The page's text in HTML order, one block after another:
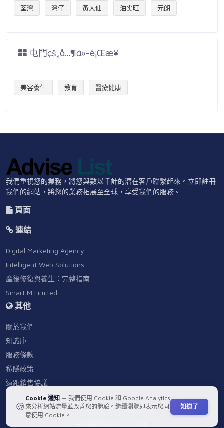
荃灣 灣仔 黃大仙 油尖旺 元朗
屯門çš„å…¶ä»–è¡Œæ¥­
美容養生 教育 醫療健康
我們重視您的業務，將您與數以千計的潛在客戶聯繫起來。立即註冊
我們的網站，將您的業務拓展至全球，享受我們的服務。
頁面
連結
Digital Marketing Agency
Intelligent Web Solutions
產後修復與養生：完整指南
Smart M Limited
其他
關於我們
知識庫
服務條款
私隱政策
遠距銷售協議
🍪
Cookie 通知 — 我們使用 Cookie 和 Google Analytics
來分析網站流量並改善您的體驗。繼續瀏覽即表示您同
意使用 Cookie。
知道了